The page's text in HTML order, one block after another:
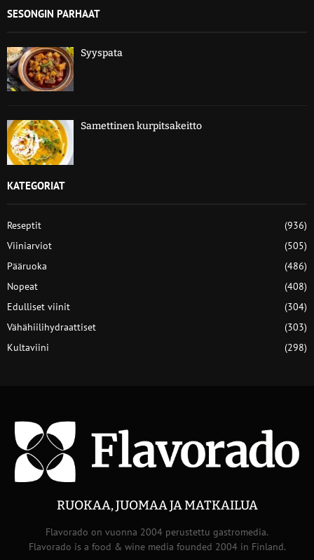
SESONGIN PARHAAT
Syyspata
Samettinen kurpitsakeitto
KATEGORIAT
Reseptit
(936)
Viiniarviot
(505)
Pääruoka
(486)
Nopeat
(408)
Edulliset viinit
(304)
Vähähiilihydraattiset
(303)
Kultaviini
(298)
RUOKAA, JUOMAA JA MATKAILUA
Flavorado on vuonna 2004 perustettu gastromedia.
Flavorado is a food & wine media founded 2004 in Finland.